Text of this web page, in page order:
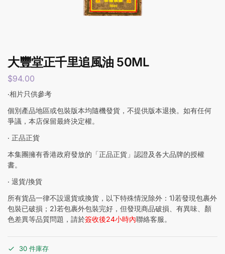
大豐堂正千里追風油 50ML
$94.00
‧相片只供參考
個別產品地區或包裝版本均隨機發貨，不提供版本退換。如有任何
爭議，本店保留最終決定權。
‧ 正品正貨
本集團擁有香港政府發放的「正品正貨」認證及各大品牌的授權
書。
‧ 退貨/換貨
所有貨品一律不設退貨或換貨，以下特殊情況除外：1)若發現包裹外
包裝已破損；2)若包裹外包裝完好，但發現商品破損、有異味、顏
色差異等品質問題，請於簽收後24小時內聯絡客服。
30 件庫存